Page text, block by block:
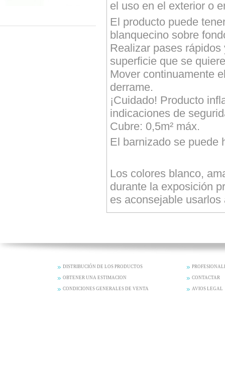
el uso en el exterior o
El producto puede
blanquecino sobre
Realizar pases
superficie que se
Mover continuamente
derrame.
¡Cuidado! Producto
indicaciones de
Cubre: 0,5m² máx.
El barnizado se puede
Los colores blanco,
durante la exposición
es aconsejable usarlos
DISTRIBUCIÓN DE LOS PRODUCTOS
OBTENER UNA ESTIMACION CONTACTAR
CONDICIONES GENERALES DE VENTA AVIOS LEGAL